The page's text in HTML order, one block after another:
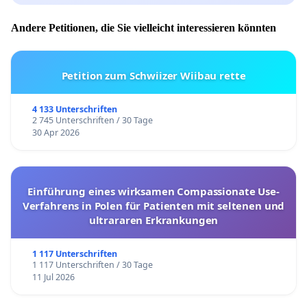
Andere Petitionen, die Sie vielleicht interessieren könnten
Petition zum Schwiizer Wiibau rette
4 133 Unterschriften
2 745 Unterschriften / 30 Tage
30 Apr 2026
Einführung eines wirksamen Compassionate Use-
Verfahrens in Polen für Patienten mit seltenen und
ultrararen Erkrankungen
1 117 Unterschriften
1 117 Unterschriften / 30 Tage
11 Jul 2026